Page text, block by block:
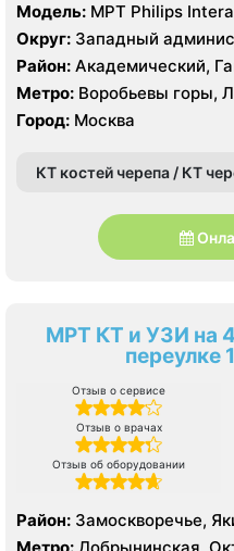
Модель: МРТ Philips Intera
среза, УЗИ Philips HD15
Округ: Западный
Район: Академический,
Метро: Воробьевы горы,
Университет
Город: Москва
КТ костей черепа / КТ
МРТ КТ и УЗИ на
переулке
Отзыв о сервисе
Отзыв о врачах
Отзыв об оборудовании
Район: Замоскворечье,